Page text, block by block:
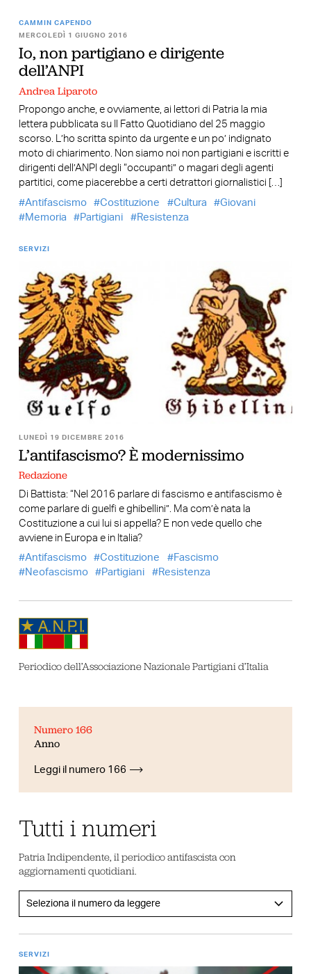
CAMMIN CAPENDO
MERCOLEDÌ 1 GIUGNO 2016
Io, non partigiano e dirigente
dell’ANPI
Andrea Liparoto
Propongo anche, e ovviamente, ai lettori di Patria la mia
lettera pubblicata su Il Fatto Quotidiano del 25 maggio
scorso. L’ho scritta spinto da urgente e un po’ indignato
moto di chiarimento. Non siamo noi non partigiani e iscritti e
dirigenti dell’ANPI degli “occupanti” o magari degli agenti
partitici, come piacerebbe a certi detrattori giornalistici […]
Antifascismo
Costituzione Cultura
Giovani
Memoria
Partigiani Resistenza
SERVIZI
LUNEDÌ 19 DICEMBRE 2016
L’antifascismo? È modernissimo
Redazione
Di Battista: “Nel 2016 parlare di fascismo e antifascismo è
come parlare di guelfi e ghibellini”. Ma com’è nata la
Costituzione a cui lui si appella? E non vede quello che
avviene in Europa e in Italia?
Antifascismo
Costituzione
Fascismo
Neofascismo
Partigiani Resistenza
Periodico dell’Associazione Nazionale Partigiani d’Italia
Numero 166
Anno
Leggi il numero 166
Tutti i numeri
Patria Indipendente, il periodico antifascista con
aggiornamenti quotidiani.
SERVIZI